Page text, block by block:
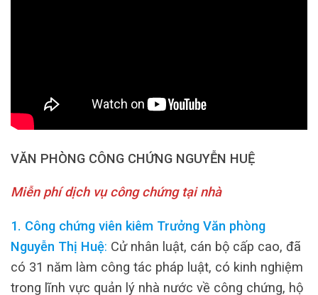
VĂN PHÒNG CÔNG CHỨNG NGUYỄN HUỆ
Miễn phí dịch vụ công chứng tại nhà
1. Công chứng viên kiêm Trưởng Văn phòng
Nguyễn Thị Huệ: Cử nhân luật, cán bộ cấp cao, đã
có 31 năm làm công tác pháp luật, có kinh nghiệm
trong lĩnh vực quản lý nhà nước về công chứng, hộ